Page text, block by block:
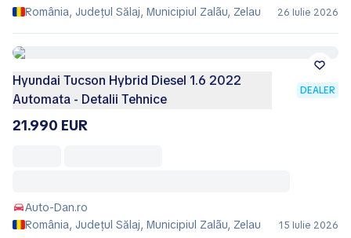
România, Județul Sălaj, Municipiul Zalãu, Zelau
26 Iulie 2026
Hyundai Tucson Hybrid Diesel 1.6 2022
Automata - Detalii Tehnice
DEALER
21.990 EUR
Auto-Dan.ro
România, Județul Sălaj, Municipiul Zalãu, Zelau
15 Iulie 2026